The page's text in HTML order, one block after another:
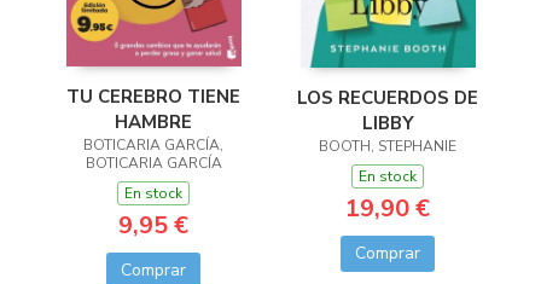
TU CEREBRO TIENE
HAMBRE
BOTICARIA GARCÍA,
BOTICARIA GARCÍA
En stock
9,95 €
Comprar
LOS RECUERDOS DE
LIBBY
BOOTH, STEPHANIE
En stock
19,90 €
Comprar